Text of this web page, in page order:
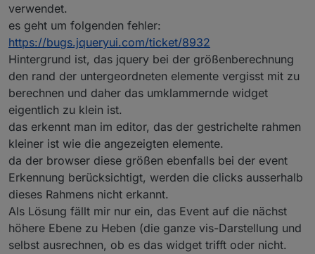
verwendet.
es geht um folgenden fehler:
https://bugs.jqueryui.com/ticket/8932
Hintergrund ist, das jquery bei der größenberechnung
den rand der untergeordneten elemente vergisst mit zu
berechnen und daher das umklammernde widget
eigentlich zu klein ist.
das erkennt man im editor, das der gestrichelte rahmen
kleiner ist wie die angezeigten elemente.
da der browser diese größen ebenfalls bei der event
Erkennung berücksichtigt, werden die clicks ausserhalb
dieses Rahmens nicht erkannt.
Als Lösung fällt mir nur ein, das Event auf die nächst
höhere Ebene zu Heben (die ganze vis-Darstellung und
selbst ausrechnen, ob es das widget trifft oder nicht.